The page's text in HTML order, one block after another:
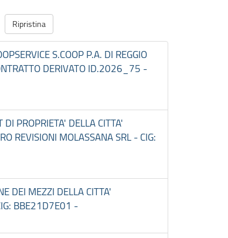
Ripristina
S.COOP P.A. DI REGGIO
DERIVATO ID.2026_75 -
PROPRIETA' DELLA CITTA'
REVISIONI MOLASSANA SRL - CIG:
DEI MEZZI DELLA CITTA'
BBE21D7E01 -